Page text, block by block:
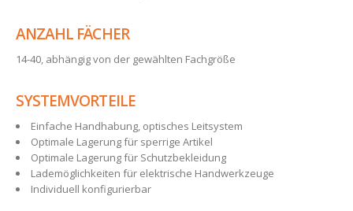
ANZAHL FÄCHER
14-40, abhängig von der gewählten Fachgröße
SYSTEMVORTEILE
Einfache Handhabung, optisches Leitsystem
Optimale Lagerung für sperrige Artikel
Optimale Lagerung für Schutzbekleidung
Lademöglichkeiten für elektrische Handwerkzeuge
Individuell konfigurierbar